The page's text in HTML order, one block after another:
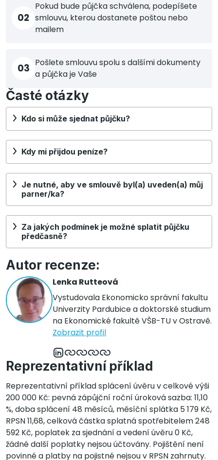
02
Pokud bude půjčka schválena, podepíšete
smlouvu, kterou dostanete poštou nebo
mailem
03 Pošlete smlouvu spolu s dalšími dokumenty
a půjčka je Vaše
Časté otázky
Kdo si může sjednat půjčku?
Kdy mi přijdou peníze?
Je nutné, aby ve smlouvě byl(a) uveden(a) můj
parner/ka?
Za jakých podmínek je možné splatit půjčku
předčasně?
Autor recenze:
Lenka Rutteová
Vystudovala Ekonomicko správní fakultu
Univerzity Pardubice a doktorské studium
na Ekonomické fakultě VŠB-TU v Ostravě.
Zobrazit profil
Reprezentativní příklad
Reprezentativní příklad splácení úvěru v celkové výši
200 000 Kč: pevná zápůjční roční úroková sazba: 11,10
%, doba splácení 48 měsíců, měsíční splátka 5 179 Kč,
RPSN 11,68, celková částka splatná spotřebitelem 248
592 Kč, poplatek za sjednání a vedení úvěru 0 Kč,
žádné další poplatky nejsou účtovány. Pojištění není
povinné a platby na pojistné nejsou v RPSN zahrnuty.